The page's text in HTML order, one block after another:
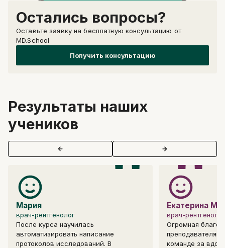
Остались вопросы?
Оставьте заявку на бесплатную консультацию от
MD.School
Получить консультацию
Результаты наших
учеников
Мария
врач-рентгенолог "
После курса научилась
автоматизировать написание
протоколов исследований. В
Екатерина
врач-рентгенолог
"
Огромная
команде за